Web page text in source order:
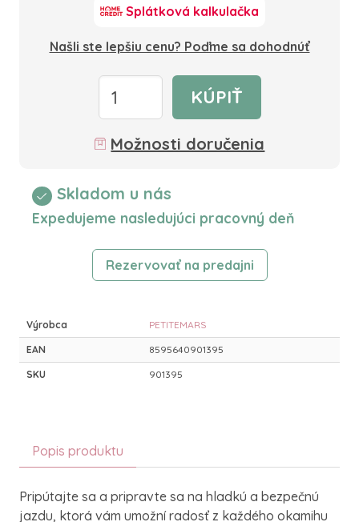
Splátková kalkulačka
Našli ste lepšiu cenu? Poďme sa dohodnúť
KÚPIŤ
Možnosti doručenia
Skladom u nás
Expedujeme nasledujúci pracovný deň
Rezervovať na predajni
Výrobca PETITEMARS
EAN 8595640901395
SKU 901395
Popis produktu
Pripútajte sa a pripravte sa na hladkú a bezpečnú
jazdu, ktorá vám umožní radosť z každého okamihu